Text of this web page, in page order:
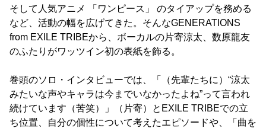
そして人気アニメ 「ワンピース」 のタイアップを務める
など、活動の幅を広げてきた。そんなGENERATIONS
from EXILE TRIBEから、ボーカルの片寄涼太、数原龍友
のふたりがワッツイン初の表紙を飾る。
巻頭のソロ・インタビューでは、「（先輩たちに）“涼太
みたいな声やキャラは今までいなかったよね”って言われ
続けています（苦笑）」（片寄）とEXILE TRIBEでの立
ち位置、自分の個性について考えたエピソードや、「曲を